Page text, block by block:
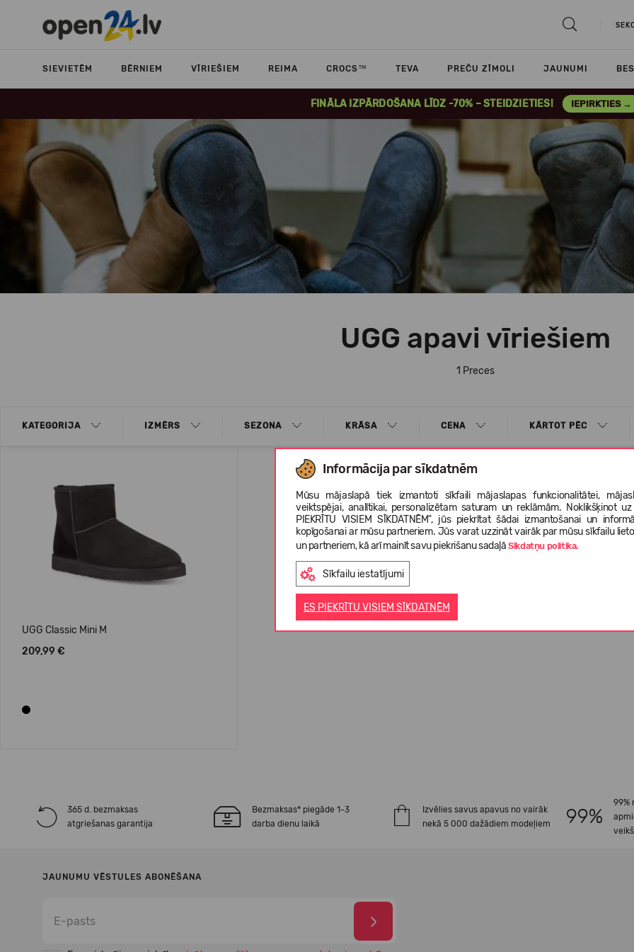
SIEVIETĒM BĒRNIEM VĪRIEŠIEM REIMA CROCS™ TEVA PREČU ZĪMOLI JAUNUMI
FINĀLA IZPĀRDOŠANA LĪDZ -70% – STEIDZIETIES! IEPIRKTIES →
Informācija par sīkdatnēm
Mūsu mājaslapā tiek izmantoti sīkfaili mājaslapas funkcionalitātei,
veiktspējai, analītikai, personalizētam saturam un reklāmām. Noklikšķinot
PIEKRĪTU VISIEM SĪKDATNĒM", jūs piekrītat šādai izmantošanai un
kopīgošanai ar mūsu partneriem. Jūs varat uzzināt vairāk par mūsu sīkfailu
un partneriem, kā arī mainīt savu piekrišanu sadaļāSīkdatņu politika.
Sīkfailu iestatījumi
ES PIEKRĪTU VISIEM SĪKDATNĒM
UGG apavi vīriešiem
1 Preces
KATEGORIJA IZMĒRS SEZONA KRĀSA CENA KĀRTOT PĒC
UGG Classic Mini M
209,99 €
365 d. bezmaksas
atgriešanas garantija
Bezmaksas* piegāde 1-3
darba dienu laikā
Izvēlies savus apavus no vairāk
nekā 5 000 dažādiem modeļiem
99%
JAUNUMU VĒSTULES ABONĒŠANA